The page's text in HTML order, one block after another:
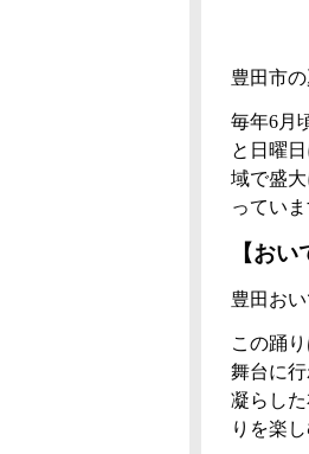
豊田市
毎年6月
と日曜
域で盛
っていま
【おい
豊田お
この踊
舞台に
凝らし
りを楽